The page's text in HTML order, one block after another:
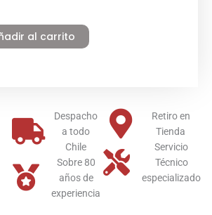
al carrito
Despacho
a todo
Chile
Sobre 80
años de
experiencia
Retiro en
Tienda
Servicio
Técnico
especializado